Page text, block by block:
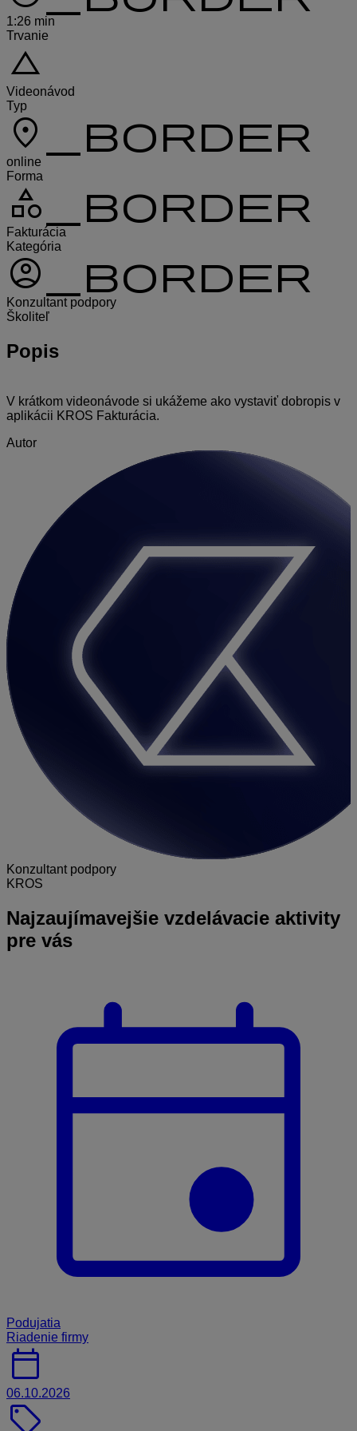
1:26 min
Trvanie
change_history
Videonávod
Typ
location_on_border
online
Forma
category_border
Fakturácia
Kategória
account_circle_border
Konzultant podpory
Školiteľ
Popis
V krátkom videonávode si ukážeme ako vystaviť dobropis v
aplikácii KROS Fakturácia.
Autor
Konzultant podpory
KROS
Najzaujímavejšie vzdelávacie aktivity
pre vás
Podujatia
Riadenie firmy
calendar_today
06.10.2026
sell